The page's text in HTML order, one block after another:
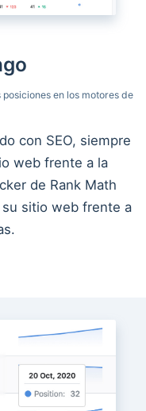
en los motores de
con SEO, siempre
web frente a la
de Rank Math
sitio web frente a